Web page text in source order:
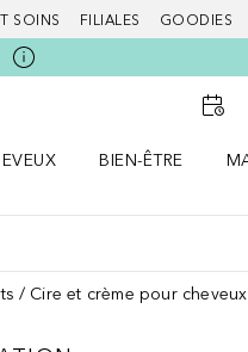
SOINS FILIALES GOODIES
BIEN-ÊTRE
Cire et crème pour cheveux